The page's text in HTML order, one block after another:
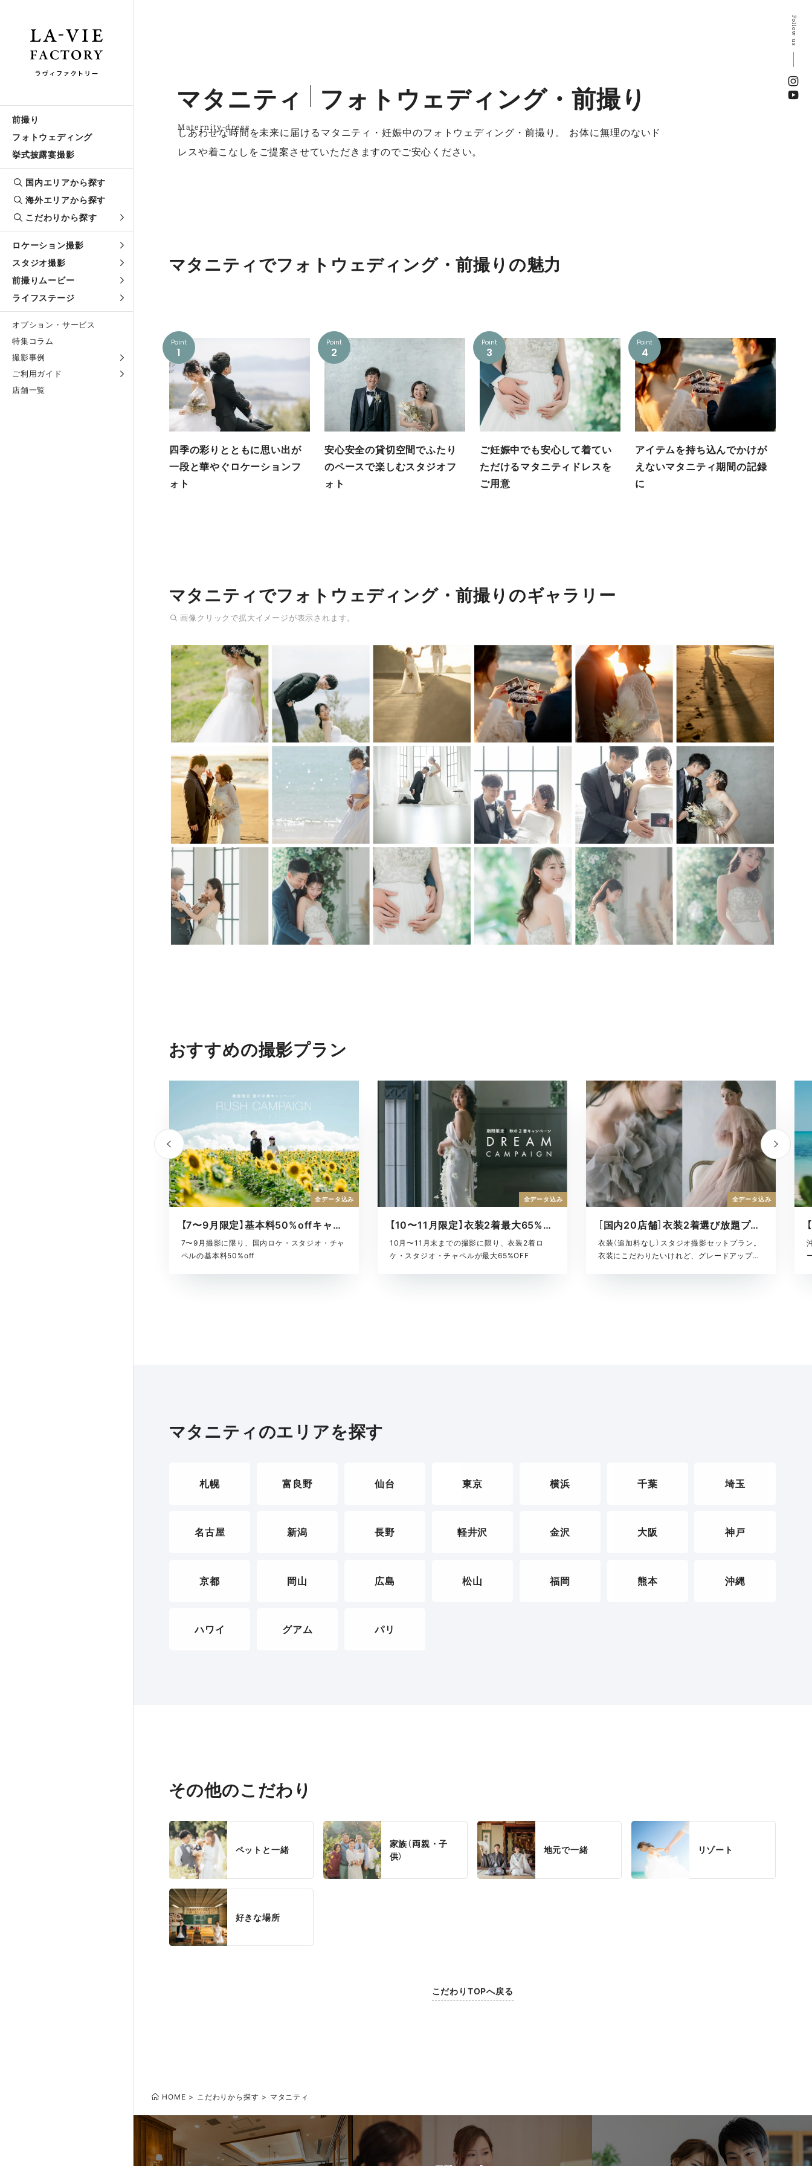
前撮り
フォトウェディング
挙式披露宴撮影
国内エリアから探す
海外エリアから探す
こだわりから探す
ロケーション撮影
スタジオ撮影
前撮りムービー
ライフステージ
オプション・サービス
特集コラム
撮影事例
ご利用ガイド
店舗一覧
マタニティ フォトウェディング・前撮り
Maternity-dress
しあわせな時間を未来に届けるマタニティ・妊娠中のフォトウェディング・前撮り。 お体に無理のないド
レスや着こなしをご提案させていただきますのでご安心ください。
Follow us
マタニティでフォトウェディング・前撮りの魅力
Point
1
四季の彩りとともに思い出が
一段と華やぐロケーションフ
ォト
Point
2
安心安全の貸切空間でふたり
のペースで楽しむスタジオフ
ォト
Point
3
ご妊娠中でも安心して着てい
ただけるマタニティドレスを
ご用意
Point
4
アイテムを持ち込んでかけが
えないマタニティ期間の記録
に
マタニティでフォトウェディング・前撮りのギャラリー
画像クリック で拡大イメージが表示されます。
おすすめの撮影プラン
【7〜9月限定】基本料50%offキャンペーン
7〜9月撮影に限り、国内ロケ・スタジオ・チャ
ペルの基本料50%off
全データ込み
【10〜11月限定】衣装2着最大65%OFFキャンペーン
10月〜11月末までの撮影に限り、衣装2着ロ
ケ・スタジオ・チャペルが最大65%OFF
全データ込み
［国内20店舗］衣装2着選び放題プラン
衣装（追加料なし）スタジオ撮影セットプラン。
衣装にこだわりたいけれど、グレードアップ料
全データ込み
マタニティのエリアを探す
札幌 富良野 仙台 東京 横浜 千葉 埼玉
名古屋 新潟 長野 軽井沢 金沢 大阪 神戸
京都 岡山 広島 松山 福岡 熊本 沖縄
ハワイ グアム パリ
その他のこだわり
ペットと一緒
家族（両親・子
供）
地元で一緒 リゾート
好きな場所
こだわりTOPへ戻る
HOME こだわりから探す マタニティ